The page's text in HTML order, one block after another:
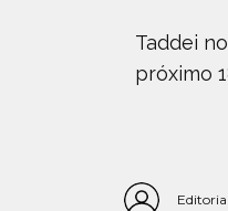
Taddei
próximo
Editorial